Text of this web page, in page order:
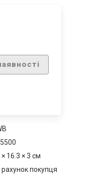
× 16.3 × 3 см
рахунок покупця